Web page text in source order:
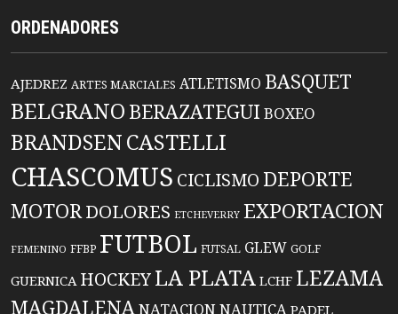
ORDENADORES
AJEDREZ ARTES MARCIALES ATLETISMO BASQUET
BELGRANO BERAZATEGUIBOXEO
BRANDSENCASTELLI
CHASCOMUS CICLISMO DEPORTE
MOTORDOLORES ETCHEVERRY EXPORTACION
FEMENINO FFBP FUTBOL FUTSAL GLEW GOLF
GUERNICA HOCKEYLA PLATA LCHF LEZAMA
MAGDALENANATACIONNAUTICA PADEL